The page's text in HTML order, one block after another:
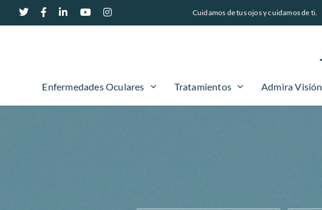
Cuidamos de tus ojos y cuidamos de ti.
Enfermedades Oculares Tratamientos Admira Visión